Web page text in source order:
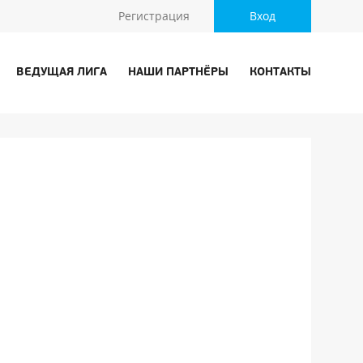
Вход
Регистрация
ВЕДУЩАЯ ЛИГА НАШИ ПАРТНЁРЫ КОНТАКТЫ